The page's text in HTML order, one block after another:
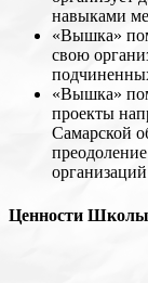
навыками
«Вышка»
свою
«Вышка»
проекты
Самарской
организаций
Ценности Школы